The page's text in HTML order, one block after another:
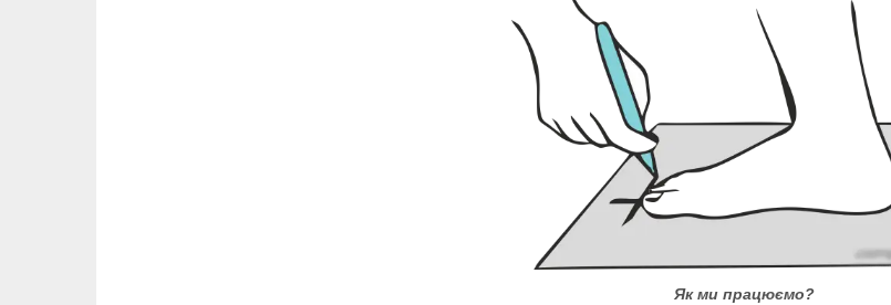
Як ми працюємо?